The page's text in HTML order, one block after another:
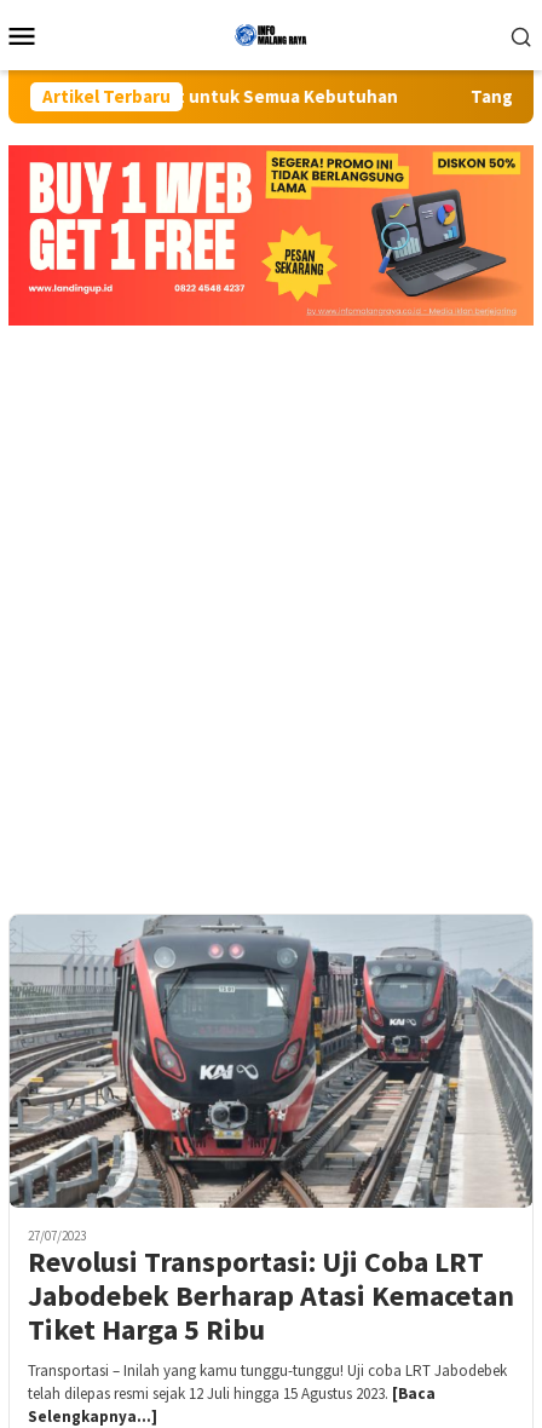
ke
Mobile
Artikel Terbaru
Screenshot untuk Semua Kebutuhan Tangis Pecah di
27/07/2023
Revolusi Transportasi: Uji Coba LRT
Jabodebek Berharap Atasi Kemacetan
Tiket Harga 5 Ribu
Transportasi – Inilah yang kamu tunggu-tunggu! Uji coba LRT Jabodebek
telah dilepas resmi sejak 12 Juli hingga 15 Agustus 2023. [Baca
Selengkapnya…]